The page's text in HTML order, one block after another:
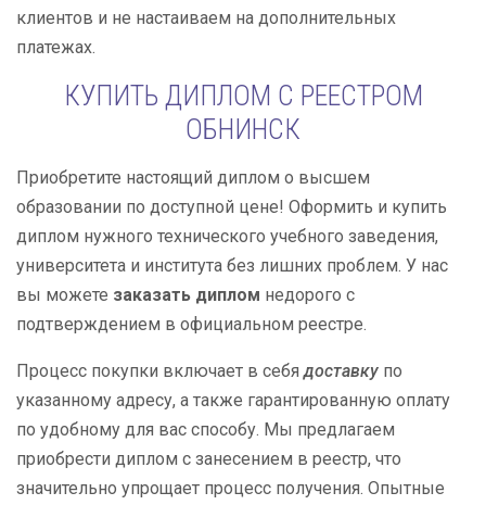
клиентов и не настаиваем на дополнительных
платежах.
КУПИТЬ ДИПЛОМ С РЕЕСТРОМ
ОБНИНСК
Приобретите настоящий диплом о высшем
образовании по доступной цене! Оформить и купить
диплом нужного технического учебного заведения,
университета и института без лишних проблем. У нас
вы можете заказать диплом недорого с
подтверждением в официальном реестре.
Процесс покупки включает в себядоставку по
указанному адресу, а также гарантированную оплату
по удобному для вас способу. Мы предлагаем
приобрести диплом с занесением в реестр, что
значительно упрощает процесс получения. Опытные